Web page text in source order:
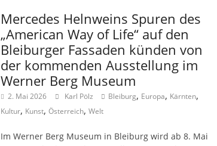
Mercedes Helnweins Spuren des
„American Way of Life“ auf den
Bleiburger Fassaden künden von
der kommenden Ausstellung im
Werner Berg Museum
2. Mai 2026 Karl Pölz Bleiburg, Europa, Kärnten,
Kultur, Kunst,Österreich,Welt
Im Werner Berg Museum in Bleiburg wird ab 8. Mai